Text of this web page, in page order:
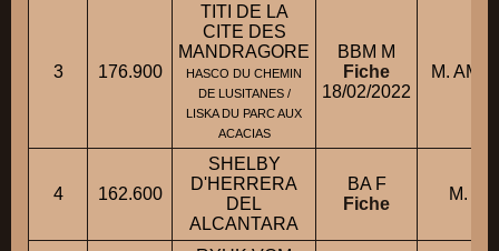
3 176.900
TITI DE LA
CITE DES
MANDRAGORE
HASCO DU CHEMIN
DE LUSITANES /
LISKA DU PARC AUX
ACACIAS
BBM M
Fiche
18/02/2022
M.
4 162.600
SHELBY
D'HERRERA
DEL
ALCANTARA
BA F
Fiche
M.